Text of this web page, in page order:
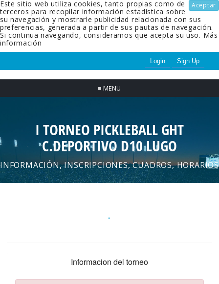
Aceptar
Este sitio web utiliza cookies, tanto propias como de
terceros para recopilar información estadística sobre
su navegación y mostrarle publicidad relacionada con sus
preferencias, generada a partir de sus pautas de navegación.
Si continua navegando, consideramos que acepta su uso. Más
información
Login Sign Up
≡ MENU
I TORNEO PICKLEBALL GHT
C.DEPORTIVO D10 LUGO
INFORMACIÓN, INSCRIPCIONES, CUADROS, HORARIOS
.
Informacion del torneo